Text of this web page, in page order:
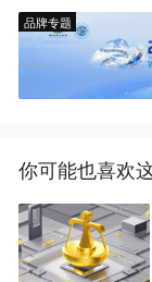
品牌专题
你可能也喜欢